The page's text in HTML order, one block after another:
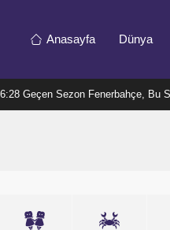
Anasayfa Dünya
Geçen Sezon Fenerbahçe, Bu